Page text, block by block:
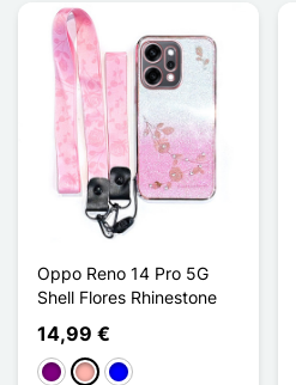
Oppo Reno 14 Pro 5G
Shell Flores Rhinestone
14,99 €
PúrpuraOro rosa
Azul